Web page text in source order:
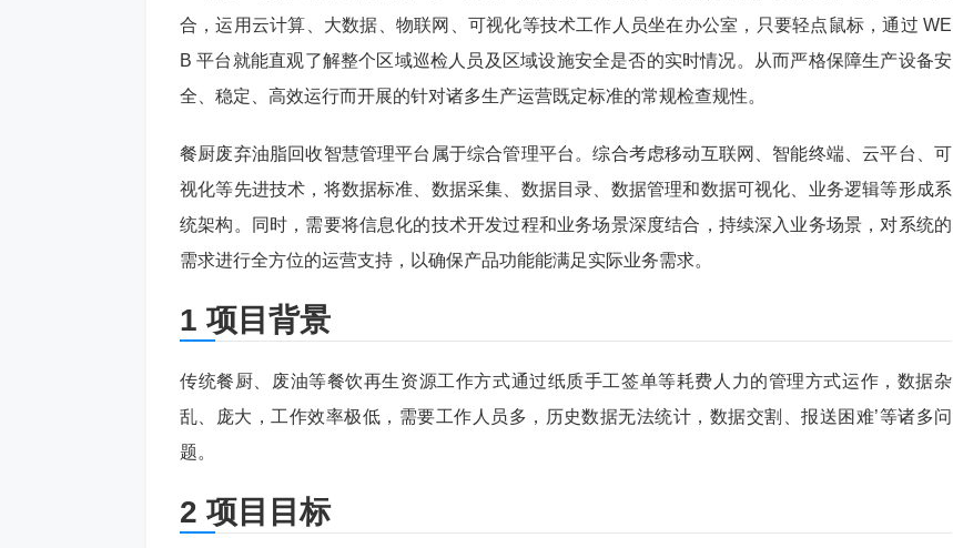
合，运用云计算、大数据、物联网、可视化等技术工作人员坐在办公室，只要轻点鼠标，通过 WE
B 平台就能直观了解整个区域巡检人员及区域设施安全是否的实时情况。从而严格保障生产设备安
全、稳定、高效运行而开展的针对诸多生产运营既定标准的常规检查规性。
餐厨废弃油脂回收智慧管理平台属于综合管理平台。综合考虑移动互联网、智能终端、云平台、可
视化等先进技术，将数据标准、数据采集、数据目录、数据管理和数据可视化、业务逻辑等形成系
统架构。同时，需要将信息化的技术开发过程和业务场景深度结合，持续深入业务场景，对系统的
需求进行全方位的运营支持，以确保产品功能能满足实际业务需求。
1 项目背景
传统餐厨、废油等餐饮再生资源工作方式通过纸质手工签单等耗费人力的管理方式运作，数据杂
乱、庞大，工作效率极低，需要工作人员多，历史数据无法统计，数据交割、报送困难’等诸多问
题。
2 项目目标